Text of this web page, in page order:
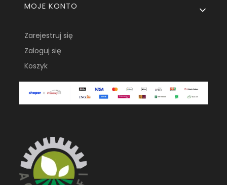
MOJE KONTO
Zarejestruj się
Zaloguj się
Koszyk